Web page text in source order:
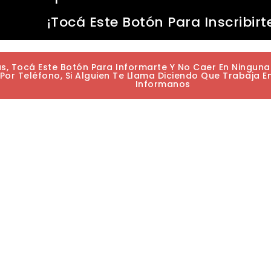
¡Tocá Este Botón Para
Tocá Este Botón Para Informarte Y No Caer En
Teléfono, Si Alguien Te Llama Diciendo Que Trabaja
Informanos